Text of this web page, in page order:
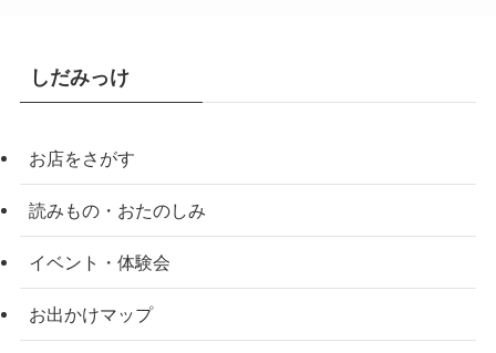
しだみっけ
お店をさがす
読みもの・おたのしみ
イベント・体験会
お出かけマップ